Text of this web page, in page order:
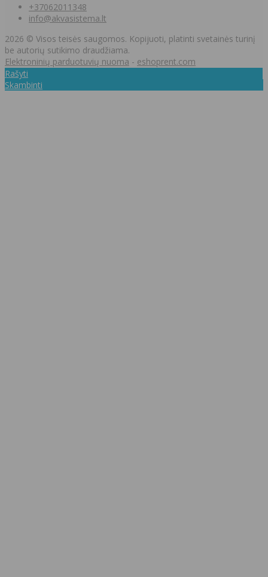
+37062011348
info@akvasistema.lt
2026 © Visos teisės saugomos. Kopijuoti, platinti svetainės turinį
be autorių sutikimo draudžiama.
Elektroninių parduotuvių nuoma - eshoprent.com
Rašyti
Skambinti